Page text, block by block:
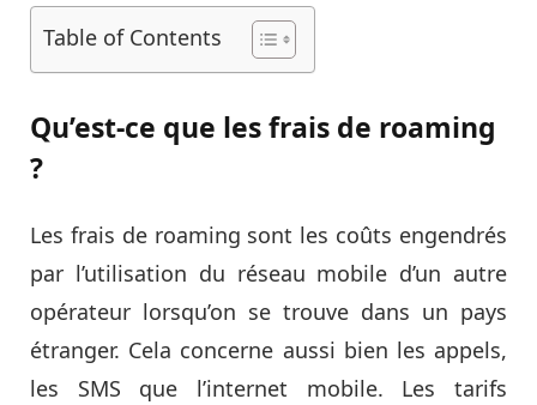
Table of Contents
Qu’est-ce que les frais de roaming
?
Les frais de roaming sont les coûts engendrés
par l’utilisation du réseau mobile d’un autre
opérateur lorsqu’on se trouve dans un pays
étranger. Cela concerne aussi bien les appels,
les SMS que l’internet mobile. Les tarifs